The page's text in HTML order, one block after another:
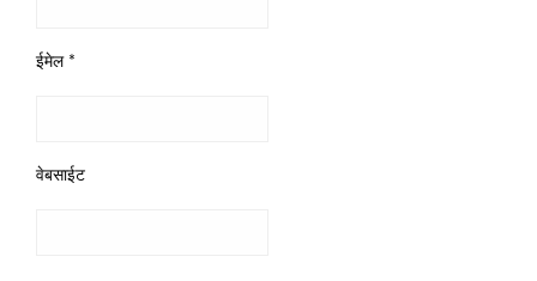
ईमेल *
वेबसाईट